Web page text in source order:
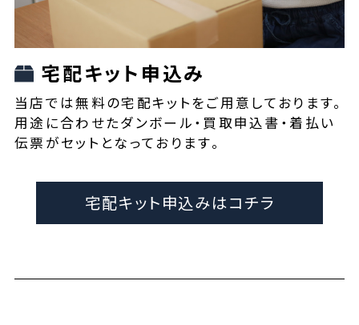
宅配キット申込み
当店では無料の宅配キットをご用意しております。
用途に合わせたダンボール・買取申込書・着払い
伝票がセットとなっております。
宅配キット申込みはコチラ